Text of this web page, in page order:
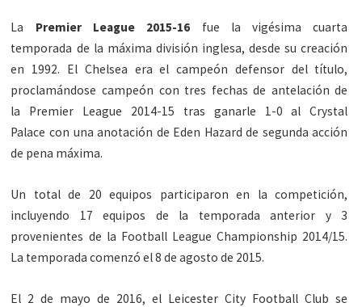
La Premier League 2015-16 fue la vigésima cuarta
temporada de la máxima división inglesa, desde su creación
en 1992. El Chelsea era el campeón defensor del título,
proclamándose campeón con tres fechas de antelación de
la Premier League 2014-15 tras ganarle 1-0 al Crystal
Palace con una anotación de Eden Hazard de segunda acción
de pena máxima.
Un total de 20 equipos participaron en la competición,
incluyendo 17 equipos de la temporada anterior y 3
provenientes de la Football League Championship 2014/15.
La temporada comenzó el 8 de agosto de 2015.
El 2 de mayo de 2016, el Leicester City Football Club se